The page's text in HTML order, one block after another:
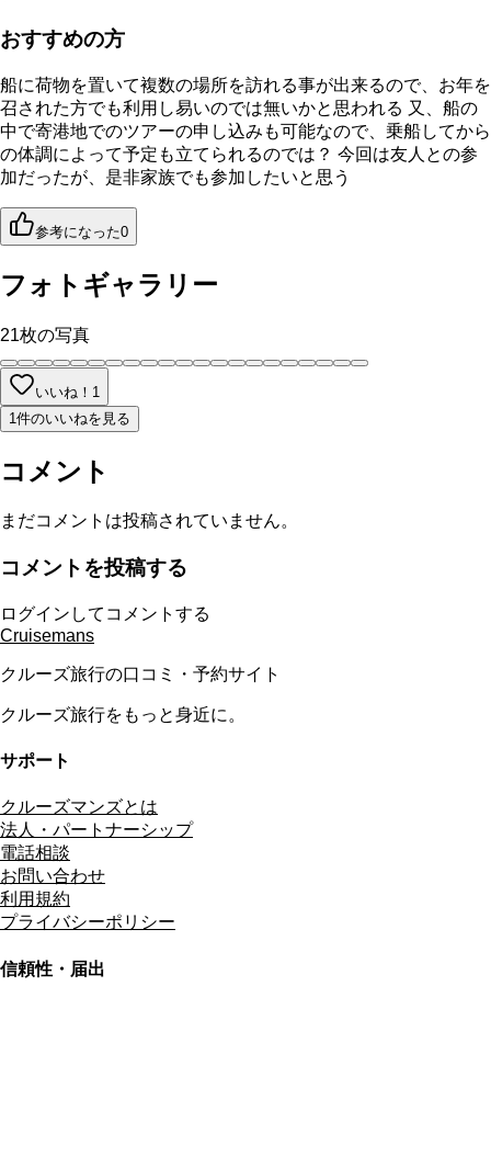
おすすめの方
船に荷物を置いて複数の場所を訪れる事が出来るので、お年を
召された方でも利用し易いのでは無いかと思われる 又、船の
中で寄港地でのツアーの申し込みも可能なので、乗船してから
の体調によって予定も立てられるのでは？ 今回は友人との参
加だったが、是非家族でも参加したいと思う
参考になった0
フォトギャラリー
21枚の写真
いいね！ 1
1件のいいねを見る
コメント
まだコメントは投稿されていません。
コメントを投稿する
ログインしてコメントする
Cruisemans
クルーズ旅行の口コミ・予約サイト
クルーズ旅行をもっと身近に。
サポート
クルーズマンズとは
法人・パートナーシップ
電話相談
お問い合わせ
利用規約
プライバシーポリシー
信頼性・届出